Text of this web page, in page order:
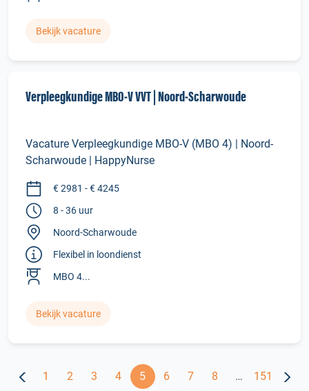
Bekijk vacature
Verpleegkundige MBO‑V VVT | Noord‑Scharwoude
Vacature Verpleegkundige MBO-V (MBO 4) | Noord-
Scharwoude | HappyNurse
€ 2981 - € 4245
8 - 36 uur
Noord-Scharwoude
Flexibel in loondienst
MBO 4...
Bekijk vacature
1 2 3 4 5 6 7 8 … 151